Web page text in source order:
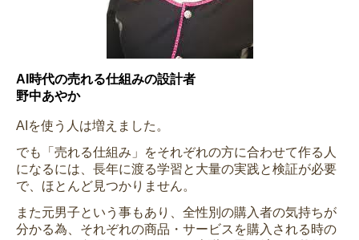
AI時代の売れる仕組みの設計者
野中あやか
AIを使う人は増えました。
でも「売れる仕組み」をそれぞれの方に合わせて作る人
になるには、長年に渡る学習と大量の実践と検証が必要
で、ほとんど見つかりません。
また元男子という事もあり、全性別の購入者の気持ちが
分かる為、それぞれの商品・サービスを購入される時の